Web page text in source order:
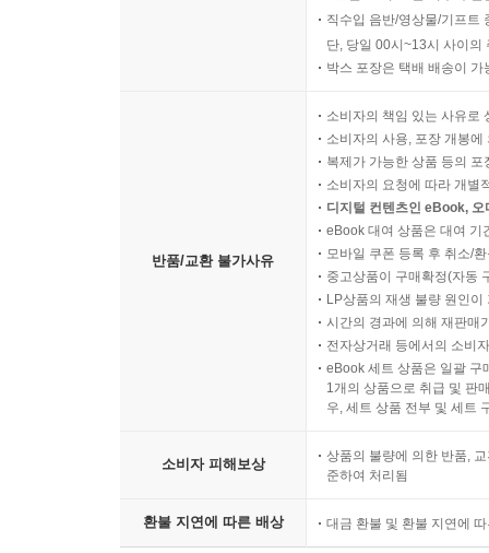
직수입 음반/영상물/기프트
단, 당일 00시~13시 사이의
박스 포장은 택배 배송이
반품/교환 불가사유
소비자의 책임 있는 사유로
소비자의 사용, 포장 개봉
복제가 가능한 상품 등의
소비자의 요청에 따라 개별
디지털 컨텐츠인 eBook,
eBook 대여 상품은 대여 기
모바일 쿠폰 등록 후 취소/
중고상품이 구매확정(자동
LP상품의 재생 불량 원인
시간의 경과에 의해 재판매
전자상거래 등에서의 소비
eBook 세트 상품은 일괄 구
1개의 상품으로 취급 및 판
우, 세트 상품 전부 및 세트
소비자 피해보상
상품의 불량에 의한 반품,
준하여 처리됨
환불 지연에 따른 배상 대금 환불 및 환불 지연에